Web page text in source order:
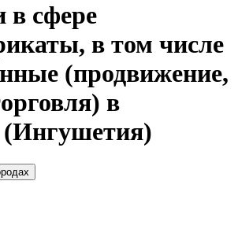
в сфере
в том числе
(продвижение,
в
(Ингушетия)